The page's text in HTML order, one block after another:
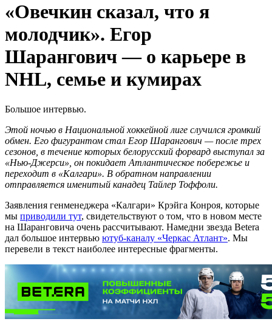
«Овечкин сказал, что я
молодчик». Егор
Шарангович — о карьере в
NHL, семье и кумирах
Большое интервью.
Этой ночью в Национальной хоккейной лиге случился громкий
обмен. Его фигурантом стал Егор Шарангович — после трех
сезонов, в течение которых белорусский форвард выступал за
«Нью-Джерси», он покидает Атлантическое побережье и
переходит в «Калгари». В обратном направлении
отправляется именитый канадец Тайлер Тоффоли.
Заявления генменеджера «Калгари» Крэйга Конроя, которые
мы приводили тут, свидетельствуют о том, что в новом месте
на Шаранговича очень рассчитывают. Намедни звезда Betera
дал большое интервью ютуб-каналу «Черкас Атлант». Мы
перевели в текст наиболее интересные фрагменты.